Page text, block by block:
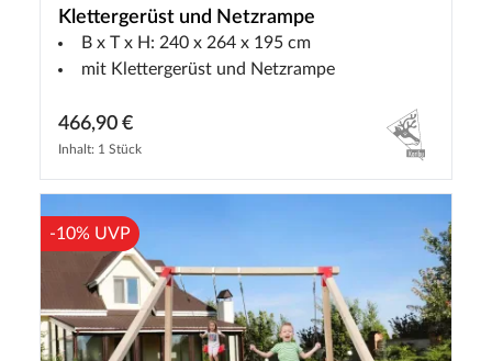
Klettergerüst und Netzrampe
B x T x H: 240 x 264 x 195 cm
mit Klettergerüst und Netzrampe
466,90 €
Inhalt: 1 Stück
-10% UVP